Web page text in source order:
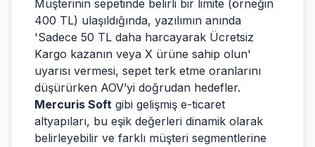
Müşterinin sepetinde belirli bir limite (örneğin
400 TL) ulaşıldığında, yazılımın anında
'Sadece 50 TL daha harcayarak Ücretsiz
Kargo kazanın veya X ürüne sahip olun'
uyarısı vermesi, sepet terk etme oranlarını
düşürürken AOV’yi doğrudan hedefler.
Mercuris Soft gibi gelişmiş e-ticaret
altyapıları, bu eşik değerleri dinamik olarak
belirleyebilir ve farklı müşteri segmentlerine